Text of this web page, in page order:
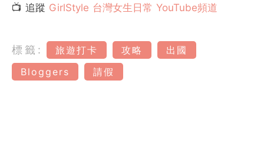
📺 追蹤 GirlStyle 台灣女生日常 YouTube頻道
標籤: 旅遊打卡 攻略
出國
Bloggers
請假